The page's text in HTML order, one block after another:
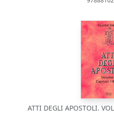
ATTI DEGLI APOSTOLI.